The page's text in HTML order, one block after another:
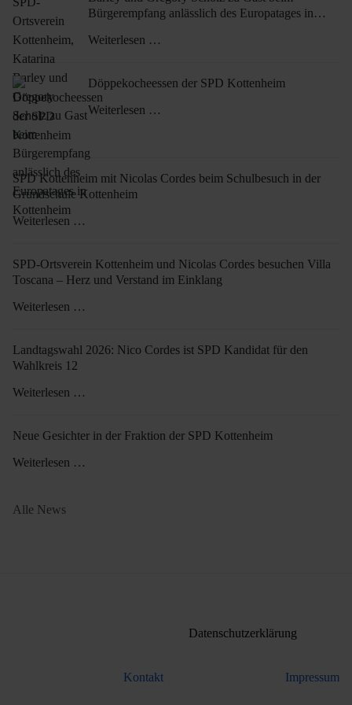
Bürgerempfang anlässlich des Europatages in
Weiterlesen …
Döppekocheessen der SPD Kottenheim
Weiterlesen …
SPD Kottenheim mit Nicolas Cordes beim Schulbesuch in der
Grundschule Kottenheim
Weiterlesen …
SPD-Ortsverein Kottenheim und Nicolas Cordes besuchen Villa
Toscana – Herz und Verstand im Einklang
Weiterlesen …
Landtagswahl 2026: Nico Cordes ist SPD Kandidat für den
Wahlkreis 12
Weiterlesen …
Neue Gesichter in der Fraktion der SPD Kottenheim
Weiterlesen …
Alle News
Datenschutzerklärung
Kontakt Impressum